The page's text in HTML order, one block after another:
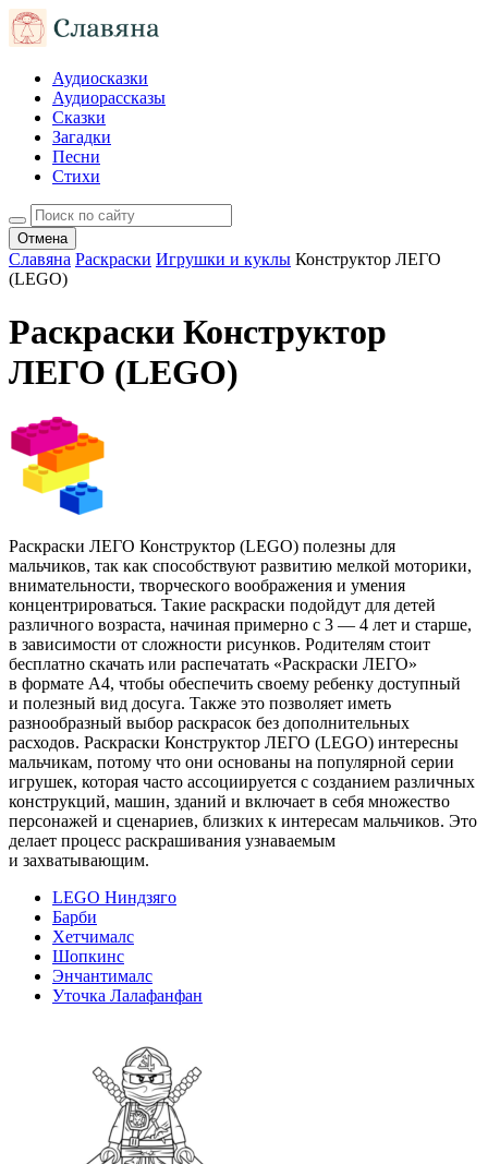
Аудиосказки
Аудиорассказы
Сказки
Загадки
Песни
Стихи
Отмена
Славяна Раскраски Игрушки и куклы Конструктор ЛЕГО
(LEGO)
Раскраски Конструктор
ЛЕГО (LEGO)
Раскраски ЛЕГО Конструктор (LEGO) полезны для
мальчиков, так как способствуют развитию мелкой моторики,
внимательности, творческого воображения и умения
концентрироваться. Такие раскраски подойдут для детей
различного возраста, начиная примерно с 3 — 4 лет и старше,
в зависимости от сложности рисунков. Родителям стоит
бесплатно скачать или распечатать «Раскраски ЛЕГО»
в формате A4, чтобы обеспечить своему ребенку доступный
и полезный вид досуга. Также это позволяет иметь
разнообразный выбор раскрасок без дополнительных
расходов. Раскраски Конструктор ЛЕГО (LEGO) интересны
мальчикам, потому что они основаны на популярной серии
игрушек, которая часто ассоциируется с созданием различных
конструкций, машин, зданий и включает в себя множество
персонажей и сценариев, близких к интересам мальчиков. Это
делает процесс раскрашивания узнаваемым
и захватывающим.
LEGO Ниндзяго
Барби
Хетчималс
Шопкинс
Энчантималс
Уточка Лалафанфан